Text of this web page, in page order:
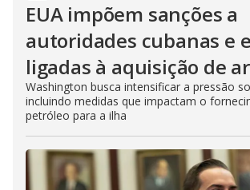
EUA impõem sanções a
autoridades cubanas e
ligadas à aquisição de
Washington busca intensificar a pressão
incluindo medidas que impactam o
petróleo para a ilha